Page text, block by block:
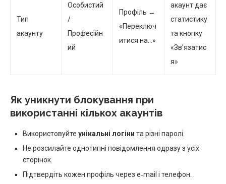
Тип
акаунту
Особистий
/
Професійн
ий
Профіль →
«Переключ
итися на…»
акаунт дає
статистику
та кнопку
«Зв’язатис
я»
Як уникнути блокування при
використанні кількох акаунтів
Використовуйте унікальні логіни та різні паролі.
Не розсилайте однотипні повідомлення одразу з усіх
сторінок.
Підтвердіть кожен профіль через e‑mail і телефон.